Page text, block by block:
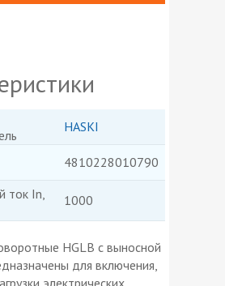
HASKI
4810228010790
ток In,
1000
HGLB с выносной
для включения,
электрических